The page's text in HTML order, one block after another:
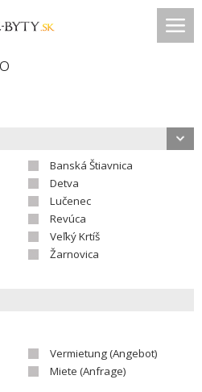
Banská Štiavnica
Detva
Lučenec
Revúca
Veľký Krtíš
Žarnovica
Vermietung (Angebot)
Miete (Anfrage)